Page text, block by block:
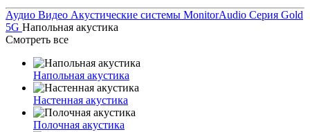
Аудио Видео Акустические системы MonitorAudio Серия Gold
5G Напольная акустика
Смотреть все
Напольная акустика
Настенная акустика
Полочная акустика